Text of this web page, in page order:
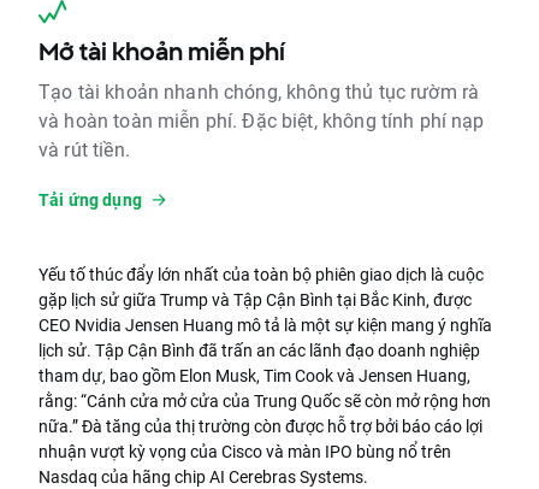
Mở tài khoản miễn phí
Tạo tài khoản nhanh chóng, không thủ tục rườm rà
và hoàn toàn miễn phí. Đặc biệt, không tính phí nạp
và rút tiền.
Tải ứng dụng
Yếu tố thúc đẩy lớn nhất của toàn bộ phiên giao dịch là cuộc
gặp lịch sử giữa Trump và Tập Cận Bình tại Bắc Kinh, được
CEO Nvidia Jensen Huang mô tả là một sự kiện mang ý nghĩa
lịch sử. Tập Cận Bình đã trấn an các lãnh đạo doanh nghiệp
tham dự, bao gồm Elon Musk, Tim Cook và Jensen Huang,
rằng: “Cánh cửa mở cửa của Trung Quốc sẽ còn mở rộng hơn
nữa.” Đà tăng của thị trường còn được hỗ trợ bởi báo cáo lợi
nhuận vượt kỳ vọng của Cisco và màn IPO bùng nổ trên
Nasdaq của hãng chip AI Cerebras Systems.